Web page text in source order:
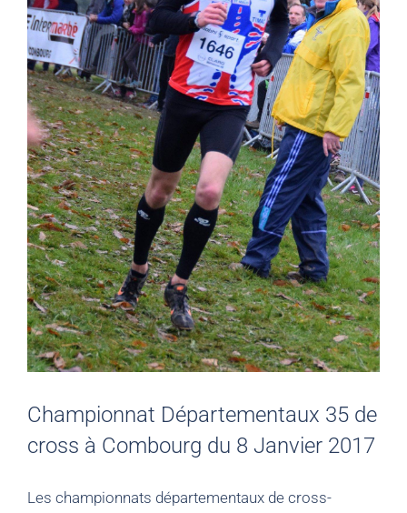
Championnat Départementaux 35 de
cross à Combourg du 8 Janvier 2017
Les championnats départementaux de cross-